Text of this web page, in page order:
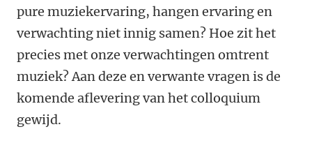
pure muziekervaring, hangen ervaring en
verwachting niet innig samen? Hoe zit het
precies met onze verwachtingen omtrent
muziek? Aan deze en verwante vragen is de
komende aflevering van het colloquium
gewijd.